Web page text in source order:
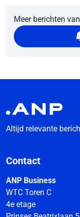
Meer berichten van
Altijd relevante
Contact
ANP Business
WTC Toren C
4e etage